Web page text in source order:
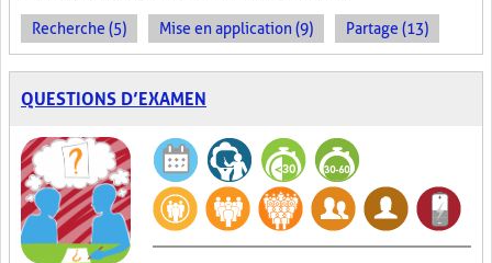
Recherche (5) Mise en application (9) Partage (13)
QUESTIONS D’EXAMEN